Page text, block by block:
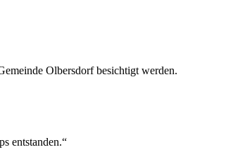
Olbersdorf besichtigt werden.
entstanden.“